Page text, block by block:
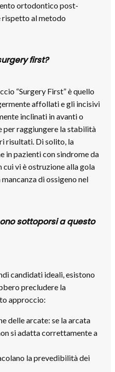
ortodontico post-
rispetto al metodo
first?
“Surgery First” è quello
affollati e gli incisivi
inclinati in avanti o
per raggiungere la stabilità
risultati. Di solito, la
in pazienti con sindrome da
vi è ostruzione alla gola
di ossigeno nel
sottoporsi a questo
candidati ideali, esistono
precludere la
approccio:
delle arcate: se la arcata
si adatta correttamente a
la prevedibilità dei